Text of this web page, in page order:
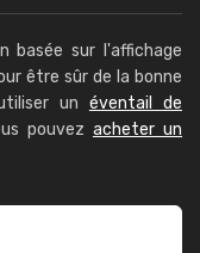
basée sur l'affichage
être sûr de la bonne
un éventail de
pouvez acheter un